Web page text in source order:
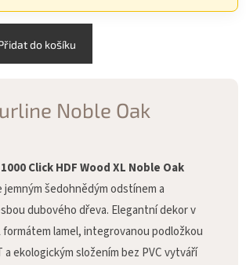
do košíku
Noble Oak
Click HDF Wood XL Noble Oak
jemným šedohnědým odstínem a
dubového dřeva. Elegantní dekor v
formátem lamel, integrovanou podložkou
a ekologickým složením bez PVC vytváří